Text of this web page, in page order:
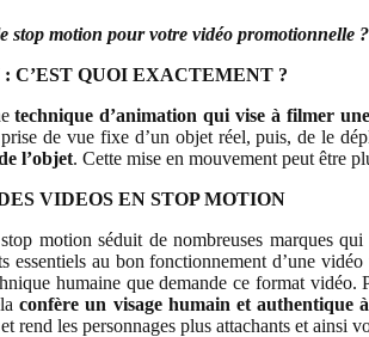
stop motion pour votre vidéo promotionnelle
C’EST QUOI EXACTEMENT ?
technique d’animation qui vise à filmer
de vue fixe d’un objet réel, puis, de le
l’objet. Cette mise en mouvement peut être
VIDEOS EN STOP MOTION
motion séduit de nombreuses marques
essentiels au bon fonctionnement d’une
humaine que demande ce format vidéo.
confère un visage humain et authentique
rend les personnages plus attachants et ainsi